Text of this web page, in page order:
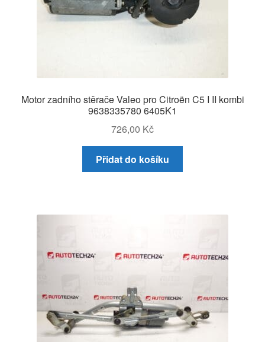
Motor zadního stěrače Valeo pro Citroën C5 I II kombi
9638335780 6405K1
726,00 Kč
Přidat do košíku